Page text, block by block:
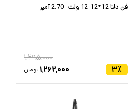
فن دلتا 12*12-12 ولت -2.70 آمپر
۳٪
۱,۲۹۵,۰۰۰
۱,۲۶۲,۰۰۰ تومان